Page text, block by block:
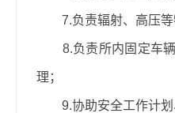
7.负责辐射、高压等
8.负责所内固定车辆
理；
9.协助安全工作计划